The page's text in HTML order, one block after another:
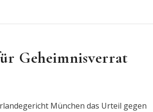
Geheimnisverrat
München das Urteil gegen